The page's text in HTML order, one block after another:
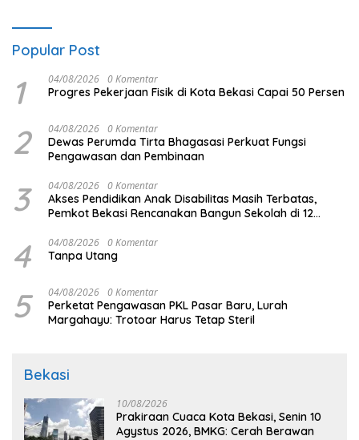
Popular Post
1 04/08/2026 0 Komentar
Progres Pekerjaan Fisik di Kota Bekasi Capai 50 Persen
2 04/08/2026 0 Komentar
Dewas Perumda Tirta Bhagasasi Perkuat Fungsi
Pengawasan dan Pembinaan
3 04/08/2026 0 Komentar
Akses Pendidikan Anak Disabilitas Masih Terbatas,
Pemkot Bekasi Rencanakan Bangun Sekolah di 12
4 04/08/2026 0 Komentar
Tanpa Utang
5 04/08/2026 0 Komentar
Perketat Pengawasan PKL Pasar Baru, Lurah
Margahayu: Trotoar Harus Tetap Steril
Bekasi
10/08/2026
Prakiraan Cuaca Kota Bekasi, Senin 10
Agystus 2026, BMKG: Cerah Berawan